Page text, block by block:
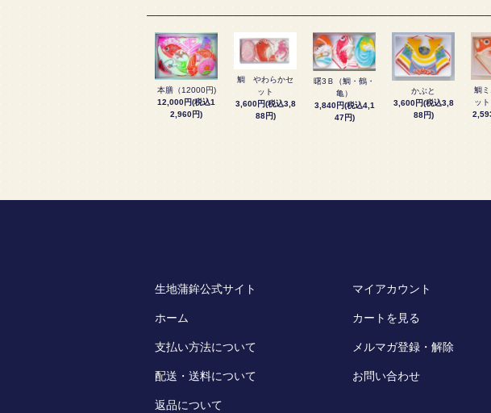
本膳（12000円)
12,000円(税込1
2,960円)
鯛 やわらかセ
ット
3,600円(税込3,8
88円)
曙3Ｂ（鯛・鶴・
亀）
3,840円(税込4,1
47円)
かぶと
3,600円(税込3,8
88円)
鯛
ット
生地蒲鉾公式サイト
ホーム
支払い方法について
配送・送料について
返品について
マイアカウント
カートを見る
メルマガ登録・解除
お問い合わせ